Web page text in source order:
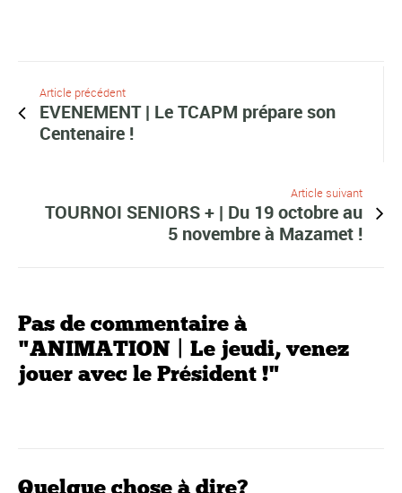
Article précédent
EVENEMENT | Le TCAPM prépare son
Centenaire !
Article suivant
TOURNOI SENIORS + | Du 19 octobre au
5 novembre à Mazamet !
Pas de commentaire à
"ANIMATION | Le jeudi, venez
jouer avec le Président !"
Quelque chose à dire?